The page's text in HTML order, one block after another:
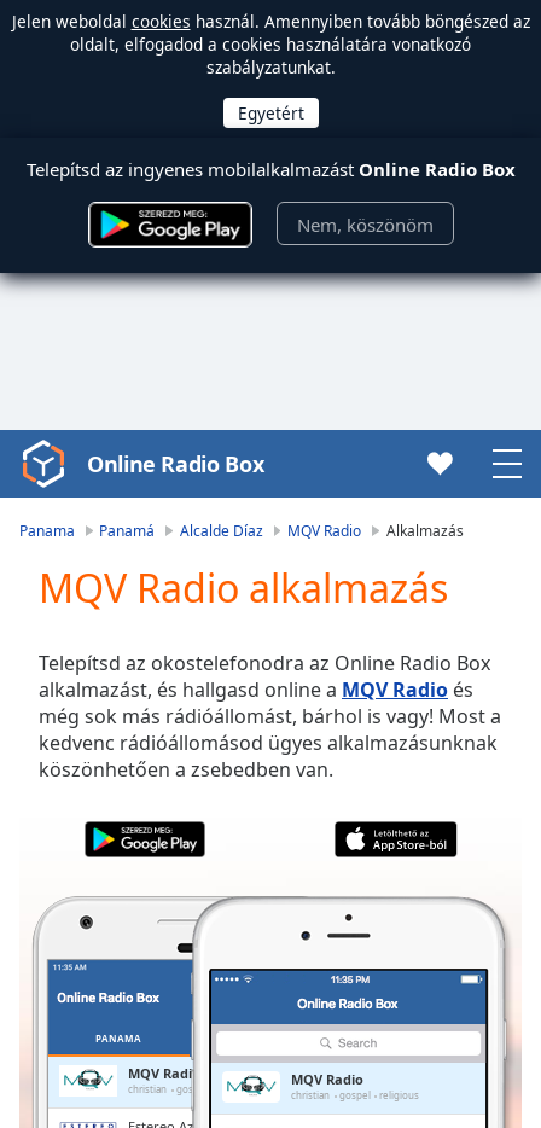
Jelen weboldal cookies használ. Amennyiben tovább böngészed az
oldalt, elfogadod a cookies használatára vonatkozó
szabályzatunkat.
Telepítsd az ingyenes mobilalkalmazást Online Radio Box
Nem, köszönöm
Video
Player
Play
Video
Skip
Backward
Skip
Forward
Mute
Current
Duration-:-
0.00%
Stream
TypeLIVE
Seek to
LIVE
Remaining
Time-
Online Radio Box
Panama Panamá Alcalde Díaz MQV Radio Alkalmazás
MQV Radio alkalmazás
Telepítsd az okostelefonodra az Online Radio Box
alkalmazást, és hallgasd online a MQV Radio és
még sok más rádióállomást, bárhol is vagy! Most a
kedvenc rádióállomásod ügyes alkalmazásunknak
köszönhetően a zsebedben van.
PANAMA
MQV Radio
christian gospel religious
MQV Radio
christian gospel religious